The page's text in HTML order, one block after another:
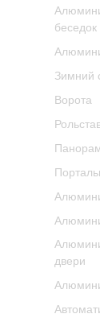
беседок
Зимний
Ворота
двери